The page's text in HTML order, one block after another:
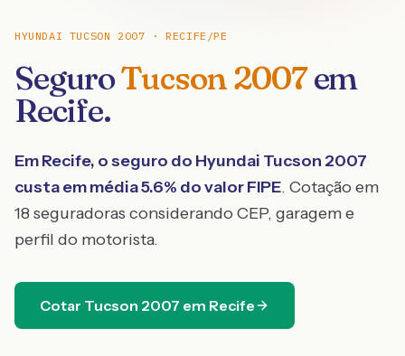
HYUNDAI TUCSON 2007 ·RECIFE /PE
SeguroTucson2007em
Recife.
EmRecife, o seguro do Hyundai Tucson 2007
custa em média5.6% do valor FIPE. Cotação em
18 seguradoras considerando CEP, garagem e
perfil do motorista.
Cotar Tucson 2007 em Recife